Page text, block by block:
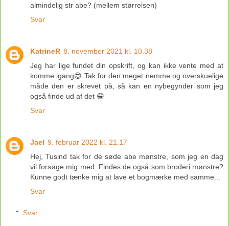
almindelig str abe? (mellem størrelsen)
Svar
KatrineR 8. november 2021 kl. 10.38
Jeg har lige fundet din opskrift, og kan ikke vente med at
komme igang😍 Tak for den meget nemme og overskuelige
måde den er skrevet på, så kan en nybegynder som jeg
også finde ud af det 😁
Svar
Jael 9. februar 2022 kl. 21.17
Hej, Tusind tak for de søde abe mønstre, som jeg en dag
vil forsøge mig med. Findes de også som broderi mønstre?
Kunne godt tænke mig at lave et bogmærke med samme...
Svar
Svar